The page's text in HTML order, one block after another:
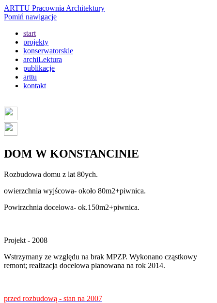
ARTTU Pracownia Architektury
Pomiń nawigacje
start
projekty
konserwatorskie
archiLektura
publikacje
arttu
kontakt
DOM W KONSTANCINIE
Rozbudowa domu z lat 80ych.
owierzchnia wyjścowa- około 80m2+piwnica.
Powirzchnia docelowa- ok.150m2+piwnica.
Projekt - 2008
Wstrzymany ze względu na brak MPZP. Wykonano cząstkowy
remont; realizacja docelowa planowana na rok 2014.
przed rozbudową - stan na 2007